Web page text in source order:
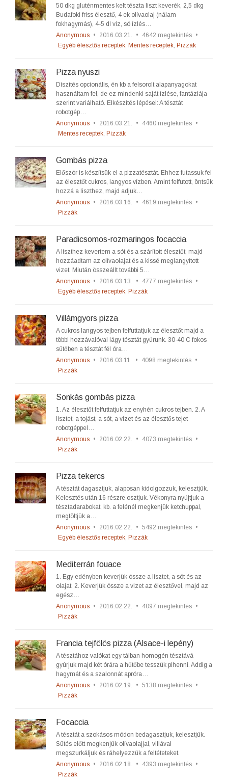
50 dkg gluténmentes kelt tészta liszt keverék, 2,5 dkg
Budafoki friss élesztő, 4 ek olívaolaj (nálam
fokhagymás), 4-5 dl víz, só ízlés…
Anonymous • 2016.03.21. • 4642 megtekintés •
Egyéb élesztős receptek, Mentes receptek, Pizzák
Pizza nyuszi
Díszítés opcionális, én kb a felsorolt alapanyagokat
használtam fel, de ez mindenki saját ízlése, fantáziája
szerint variálható. Elkészítés lépései: A tésztát
robotgép…
Anonymous • 2016.03.21. • 4460 megtekintés •
Mentes receptek, Pizzák
Gombás pizza
Először is készítsük el a pizzatésztát. Ehhez futassuk fel
az élesztőt cukros, langyos vízben. Amint felfutott, öntsük
hozzá a liszthez, majd adjuk…
Anonymous • 2016.03.16. • 4619 megtekintés •
Pizzák
Paradicsomos-rozmaringos focaccia
A liszthez kevertem a sót és a szárított élesztőt, majd
hozzáadtam az olívaolajat és a kissé meglangyított
vizet. Miután összeállt további 5…
Anonymous • 2016.03.13. • 4777 megtekintés •
Egyéb élesztős receptek, Pizzák
Villámgyors pizza
A cukros langyos tejben felfuttatjuk az élesztőt majd a
többi hozzávalóval lágy tésztát gyúrunk. 30-40 C fokos
sütőben a tésztát fél óra…
Anonymous • 2016.03.11. • 4098 megtekintés •
Pizzák
Sonkás gombás pizza
1. Az élesztőt felfuttatjuk az enyhén cukros tejben. 2. A
lisztet, a tojást, a sót, a vizet és az élesztős tejet
robotgéppel…
Anonymous • 2016.02.22. • 4073 megtekintés •
Pizzák
Pizza tekercs
A tésztát dagasztjuk, alaposan kidolgozzuk, kelesztjük.
Kelesztés után 16 részre osztjuk. Vékonyra nyújtjuk a
tésztadarabokat, kb. a felénél megkenjük ketchuppal,
megtöltjük a…
Anonymous • 2016.02.22. • 5492 megtekintés •
Egyéb élesztős receptek, Pizzák
Mediterrán fouace
1. Egy edényben keverjük össze a lisztet, a sót és az
olajat. 2. Keverjük össze a vizet az élesztővel, majd az
egész…
Anonymous • 2016.02.22. • 4097 megtekintés •
Pizzák
Francia tejfölös pizza (Alsace-i lepény)
A tésztához valókat egy tálban homogén tésztává
gyúrjuk majd két órára a hűtőbe tesszük pihenni. Addig a
hagymát és a szalonnát apróra…
Anonymous • 2016.02.19. • 5138 megtekintés •
Pizzák
Focaccia
A tésztát a szokásos módon bedagasztjuk, kelesztjük.
Sütés előtt megkenjük olívaolajjal, villával
megszurkáljuk és ráhelyezzük a feltéteteket.
Anonymous • 2016.02.18. • 4393 megtekintés •
Pizzák